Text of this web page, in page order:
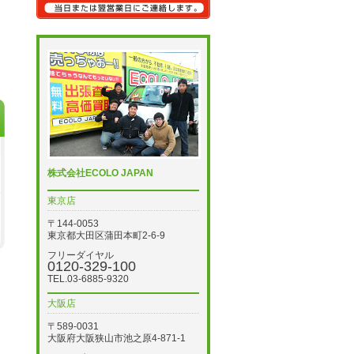
株式会社ECOLO JAPAN
東京店
〒144-0053
東京都大田区蒲田本町2-6-9
フリーダイヤル
0120-329-100
TEL.03-6885-9320
大阪店
〒589-0031
大阪府大阪狭山市池之原4-871-1